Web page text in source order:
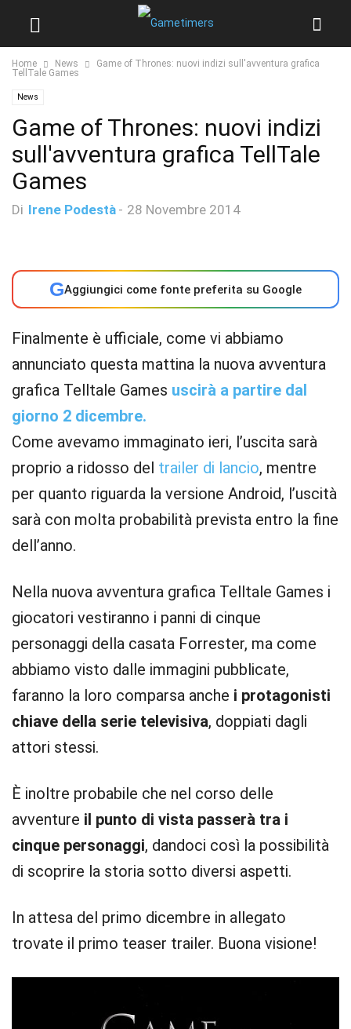
Home News
Game of Thrones: nuovi indizi sull'avventura grafica
TellTale Games
News
Game of Thrones: nuovi indizi
sull'avventura grafica TellTale
Games
Di Irene Podestà - 28 Novembre 2014
GAggiungici come fonte preferita su Google
Finalmente è ufficiale, come vi abbiamo
annunciato questa mattina la nuova avventura
grafica Telltale Games uscirà a partire dal
giorno 2 dicembre.
Come avevamo immaginato ieri, l’uscita sarà
proprio a ridosso del trailer di lancio, mentre
per quanto riguarda la versione Android, l’uscità
sarà con molta probabilità prevista entro la fine
dell’anno.
Nella nuova avventura grafica Telltale Games i
giocatori vestiranno i panni di cinque
personaggi della casata Forrester, ma come
abbiamo visto dalle immagini pubblicate,
faranno la loro comparsa anche i protagonisti
chiave della serie televisiva, doppiati dagli
attori stessi.
È inoltre probabile che nel corso delle
avventure il punto di vista passerà tra i
cinque personaggi, dandoci così la possibilità
di scoprire la storia sotto diversi aspetti.
In attesa del primo dicembre in allegato
trovate il primo teaser trailer. Buona visione!